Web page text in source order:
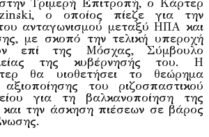
Τριμερή Επιτροπή, ο Κάρτερ
ο οποίος πίεζε για την
ανταγωνισμού μεταξύ ΗΠΑ και
με σκοπό την τελική υπεροχή
επί της Μόσχας, Σύμβουλο
της κυβέρνησής του. Η
θα υιοθετήσει το θεώρημα
του ριζοσπαστικού
για τη βαλκανοποίηση της
την άσκηση πιέσεων σε βάρος